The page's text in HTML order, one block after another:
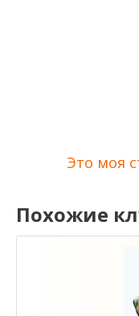
Это моя
Похожие